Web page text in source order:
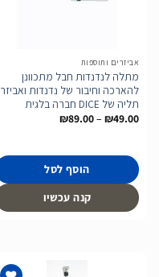
אביזרים ותוספות
מתלה לנדנדות חבל מתכוונן
להארכה וחיבור של נדנדות ואביזרי
תליה של DICE חברה בלגית
₪49.00
–
₪89.00 טווח
⁦₪89.00⁩
הוסף לסל
קנה עכשיו